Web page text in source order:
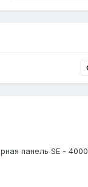
панель SE -